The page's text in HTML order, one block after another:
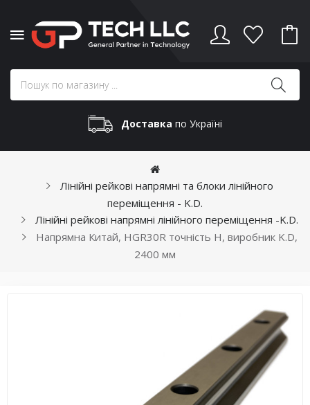
Доставка по Україні
Лінійні рейкові напрямні та блоки лінійного
переміщення - K.D.
Лінійні рейкові напрямні лінійного переміщення -K.D.
Напрямна Китай, HGR30R точність H, виробник K.D,
2400 мм